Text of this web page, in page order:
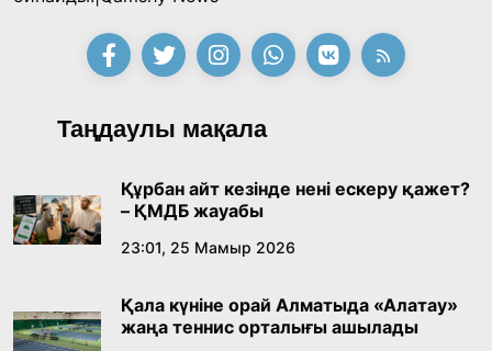
18:39, 23 Шілде 2026
Қонаев қаласының әкімі «Славян базары»
байқауының жеңімпазы Ақерке Амалятты
16:27, 23 Шілде 2026
Қазақ тіліндегі «құт» концептісінің
09:21, 21 Шілде 2026
Таңдаулы мақала
Құрбан айт кезінде нені ескеру қажет?
– ҚМДБ жауабы
23:01, 25 Мамыр 2026
Қала күніне орай Алматыда «Алатау»
жаңа теннис орталығы ашылады